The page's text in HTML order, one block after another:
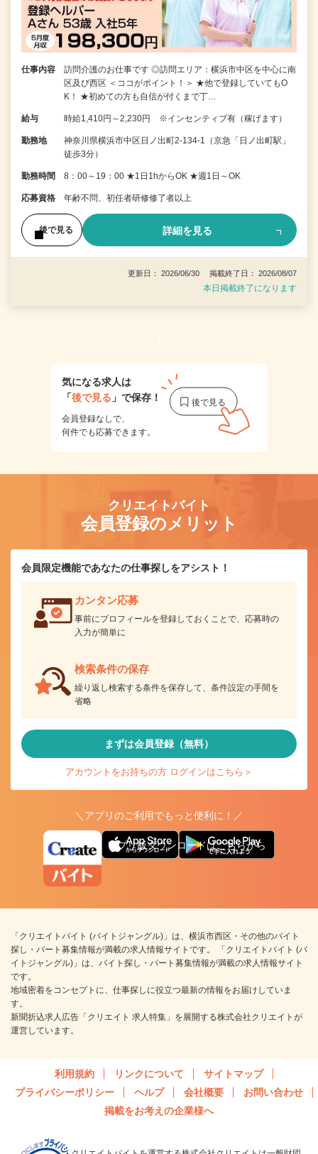
仕事内容
訪問介護のお仕事です ◎訪問エリア：横浜市中区を中心に南
区及び西区 ＜ココがポイント！＞ ★他で登録していてもO
K！ ★初めての方も自信が付くまで丁…
給与 時給1,410円～2,230円 ※インセンティブ有（稼げます）
勤務地
神奈川県横浜市中区日ノ出町2-134-1（京急「日ノ出町駅」
徒歩3分）
勤務時間 8：00～19：00 ★1日1hからOK ★週1日～OK
応募資格 年齢不問、初任者研修修了者以上
後で見る 詳細を見る
更新日： 2026/06/30 掲載終了日： 2026/08/07
本日掲載終了になります
1
気になる求人は
「後で見る 」で保存！
会員登録なしで、
何件でも応募できます。
クリエイトバイト
会員登録のメリット
会員限定機能であなたの仕事探しをアシスト！
カンタン応募
事前にプロフィールを登録しておくことで、応募時の
入力が簡単に
検索条件の保存
繰り返し検索する条件を保存して、条件設定の手間を
省略
まずは会員登録（無料）
アカウントをお持ちの方 ログインはこちら＞
＼アプリのご利用でもっと便利に！／
アプリ版ダウンロードはこちらから
「クリエイトバイト (バイトジャングル)」は、横浜市西区・その他のバイト
探し・パート募集情報が満載の求人情報サイトです。 「クリエイトバイト (バ
イトジャングル)」は、バイト探し・パート募集情報が満載の求人情報サイト
です。
地域密着をコンセプトに、仕事探しに役立つ最新の情報をお届けしていま
す。
新聞折込求人広告「クリエイト 求人特集」を展開する株式会社クリエイトが
運営しています。
利用規約 リンクについて
サイトマップ
プライバシーポリシー
ヘルプ 会社概要
お問い合わせ
掲載をお考えの企業様へ